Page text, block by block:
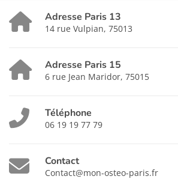
Adresse Paris 13
14 rue Vulpian, 75013
Adresse Paris 15
6 rue Jean Maridor, 75015
Téléphone
06 19 19 77 79
Contact
Contact@mon-osteo-paris.fr